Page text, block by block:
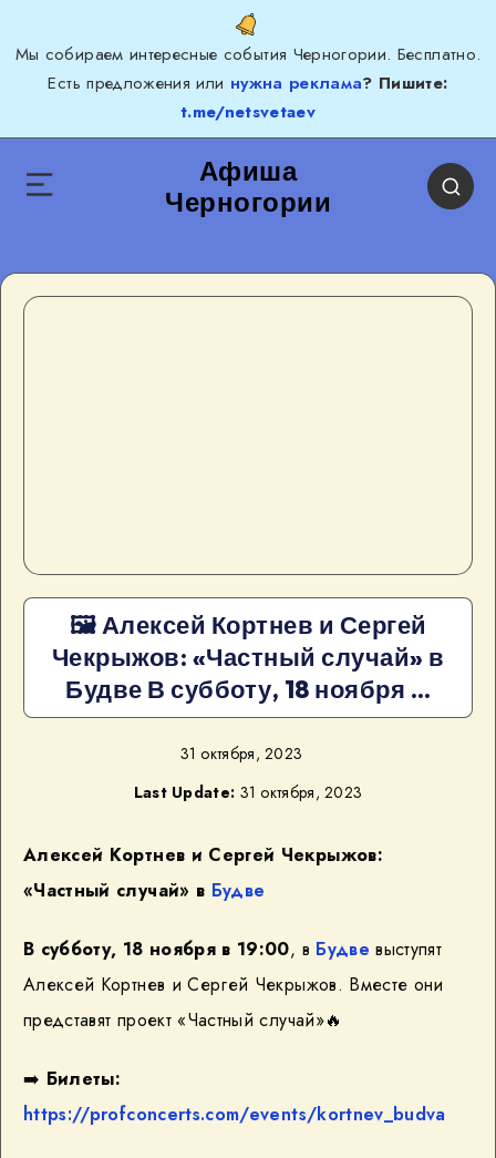
Мы собираем интересные события Черногории. Бесплатно.
Есть предложения или нужна реклама? Пишите:
t.me/netsvetaev
Афиша
Черногории
🖼 Алексей Кортнев и Сергей
Чекрыжов: «Частный случай» в
Будве В субботу, 18 ноября …
31 октября, 2023
Last Update: 31 октября, 2023
Алексей Кортнев и Сергей Чекрыжов:
«Частный случай» в Будве
В субботу, 18 ноября в 19:00, в Будве выступят
Алексей Кортнев и Сергей Чекрыжов. Вместе они
представят проект «Частный случай»🔥
➡️ Билеты:
https://profconcerts.com/events/kortnev_budva